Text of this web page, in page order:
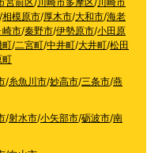
/相模原市/厚木市/大和市/海老
崎市/秦野市/伊勢原市/小田原
町/二宮町/中井町/大井町/松田
町
/糸魚川市/妙高市/三条市/燕
/射水市/小矢部市/砺波市/南